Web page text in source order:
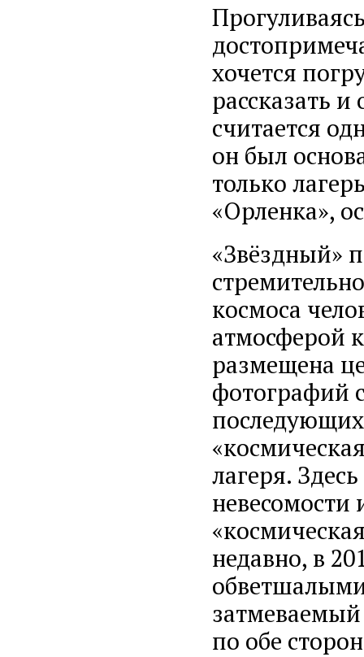
хочется
рассказать
считается
он был
только
«Орленка»,
«Звёздный»
космоса
атмосферой
размещена
фотографий
лагеря.
невесомости
недавно, в
по обе